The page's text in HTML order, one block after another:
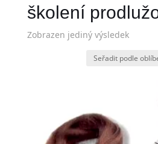
školení
Zobrazen jediný výsledek